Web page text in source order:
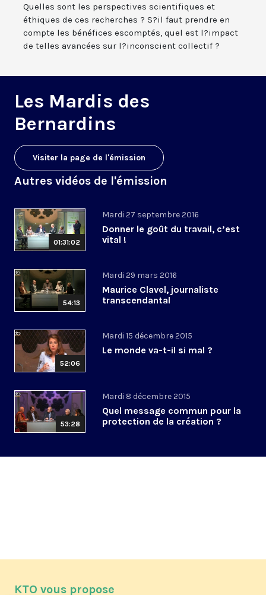
Quelles sont les perspectives scientifiques et
éthiques de ces recherches ? S?il faut prendre en
compte les bénéfices escomptés, quel est l?impact
de telles avancées sur l?inconscient collectif ?
Les Mardis des
Bernardins
Visiter la page de l'émission
Autres vidéos de l'émission
01:31:02
Mardi 27 septembre 2016
Donner le goût du travail, c’est
vital !
54:13
Mardi 29 mars 2016
Maurice Clavel, journaliste
transcendantal
52:06
Mardi 15 décembre 2015
Le monde va-t-il si mal ?
53:28
Mardi 8 décembre 2015
Quel message commun pour la
protection de la création ?
KTO vous propose